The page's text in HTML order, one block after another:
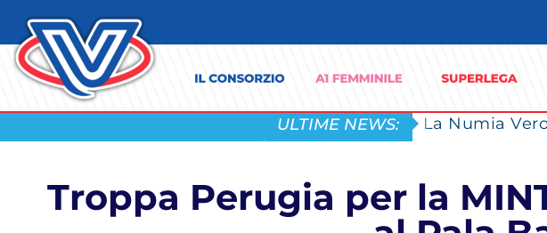
ULTIME NEWS:
Troppa Perugia per la